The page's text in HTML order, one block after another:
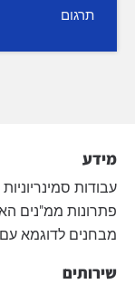
תרגום
מידע
עבודות
פתרונות ממ"נים
מבחנים לדוגמא
שירותים